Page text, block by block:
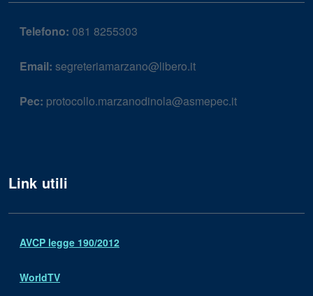
Telefono: 081 8255303
Email: segreteriamarzano@libero.it
Pec: protocollo.marzanodinola@asmepec.it
Link utili
AVCP legge 190/2012
WorldTV